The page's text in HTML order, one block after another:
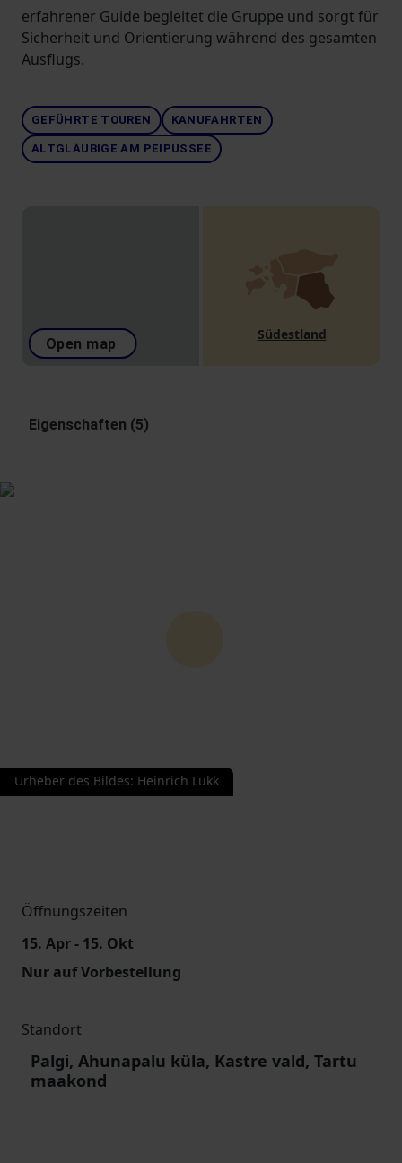
erfahrener Guide begleitet die Gruppe und sorgt für
Sicherheit und Orientierung während des gesamten
Ausflugs.
GEFÜHRTE TOUREN KANUFAHRTEN
ALTGLÄUBIGE AM PEIPUSSEE
Open map
Südestland
Eigenschaften (5)
Urheber des Bildes: Heinrich Lukk
Öffnungszeiten
15. Apr - 15. Okt
Nur auf Vorbestellung
Standort
Palgi, Ahunapalu küla, Kastre vald, Tartu
maakond